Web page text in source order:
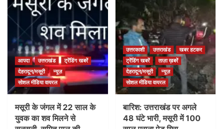
आपदा उत्तराखंड
ट्रेंडिंग खबरें
देहरादून/मसूरी
न्यूज़
सोशल मीडिया वायरल
मसूरी के जंगल में 22 साल के
युवक का शव मिलने से
उत्तरकाशी उत्तराखंड
खबर हटकर
ट्रेंडिंग खबरें
ताज़ा ख़बरें
देहरादून/मसूरी
न्यूज़
सोशल मीडिया वायरल
बारिश: उत्तराखंड पर अगले
48 घंटे भारी, मसूरी में 100